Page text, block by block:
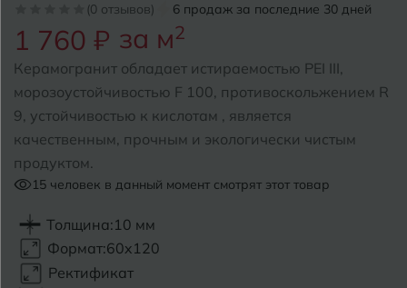
(0 отзывов) 6 продаж за последние 30 дней
1 760 ₽ за м2
Керамогранит обладает истираемостью PEI III,
морозоустойчивостью F 100, противоскольжением R
9, устойчивостью к кислотам , является
качественным, прочным и экологически чистым
продуктом.
15 человек в данный момент смотрят этот товар
Толщина:10 мм
Формат:60x120
Ректификат
Армавир
Б Барнаул
Белгород
Боровичи
Брянск
Бугульма
Ростов-на-Дону